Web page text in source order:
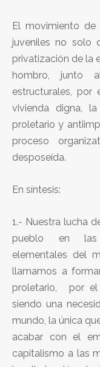
El movimiento de
juveniles no solo
privatización de la
hombro, junto
estructurales,
vivienda digna,
proletario y
proceso
desposeída.
En síntesis:
1.- Nuestra lucha
pueblo en las
elementales del
llamamos a
proletario, por el
siendo una
mundo, la única
acabar con el
capitalismo a las